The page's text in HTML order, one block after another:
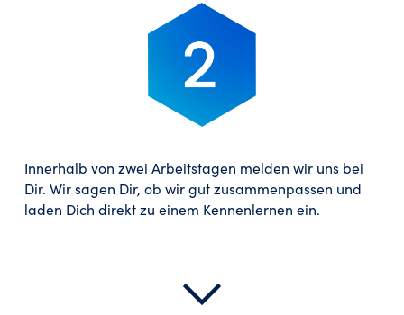
Innerhalb von zwei Arbeitstagen melden wir uns bei
Dir. Wir sagen Dir, ob wir gut zusammenpassen und
laden Dich direkt zu einem Kennenlernen ein.